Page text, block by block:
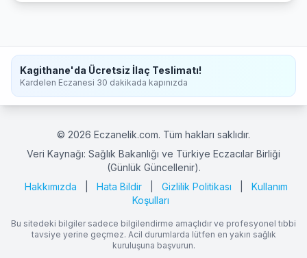
Kagithane'da Ücretsiz İlaç Teslimatı!
Kardelen Eczanesi 30 dakikada kapınızda
© 2026 Eczanelik.com. Tüm hakları saklıdır.
Veri Kaynağı: Sağlık Bakanlığı ve Türkiye Eczacılar Birliği
(Günlük Güncellenir).
Hakkımızda
Hata Bildir Gizlilik Politikası
Kullanım
Koşulları
Bu sitedeki bilgiler sadece bilgilendirme amaçlıdır ve profesyonel tıbbi
tavsiye yerine geçmez. Acil durumlarda lütfen en yakın sağlık
kuruluşuna başvurun.